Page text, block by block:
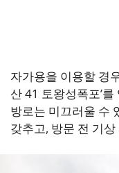
자가용을 이용할 경
산 41 토왕성폭포’
방로는 미끄러울 수
갖추고, 방문 전 기